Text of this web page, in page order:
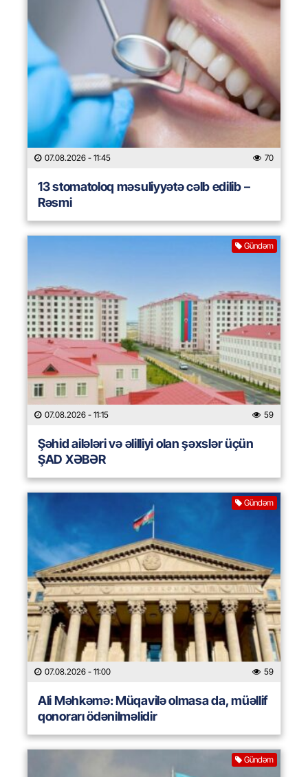
07.08.2026 - 11:45 70
13 stomatoloq məsuliyyətə cəlb edilib –
Rəsmi
Gündəm
07.08.2026 - 11:15 59
Şəhid ailələri və əlilliyi olan şəxslər üçün
ŞAD XƏBƏR
Gündəm
07.08.2026 - 11:00 59
Ali Məhkəmə: Müqavilə olmasa da, müəllif
qonorarı ödənilməlidir
Gündəm